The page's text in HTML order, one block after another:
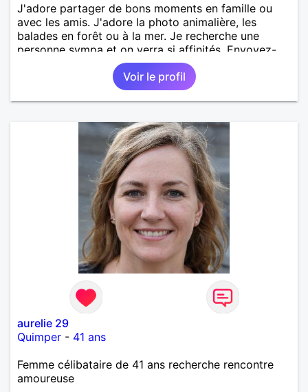
J'adore partager de bons moments en famille ou
avec les amis. J'adore la photo animalière, les
balades en forêt ou à la mer. Je recherche une
personne sympa et on verra si affinités. Envoyez-
moi message. A bientôt.
Voir le profil
aurelie 29
Quimper - 41 ans
Femme célibataire de 41 ans recherche rencontre
amoureuse